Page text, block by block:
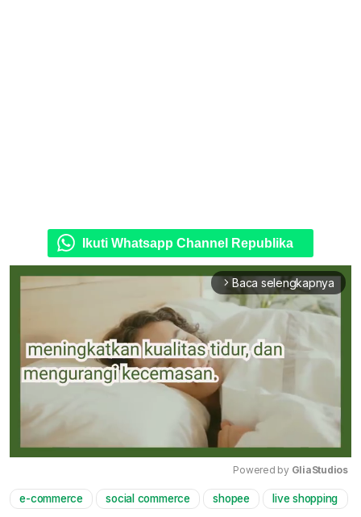
Ikuti Whatsapp Channel Republika
arrow_forward_ios Baca selengkapnya
Mute
Powered by GliaStudios
e-commerce social commerce shopee live shopping